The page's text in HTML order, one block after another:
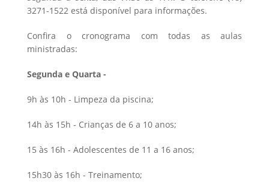
3271-1522 está disponível para informações.
Confira o cronograma com todas as aulas
ministradas:
Segunda e Quarta -
9h às 10h - Limpeza da piscina;
14h às 15h - Crianças de 6 a 10 anos;
15 às 16h - Adolescentes de 11 a 16 anos;
15h30 às 16h - Treinamento;